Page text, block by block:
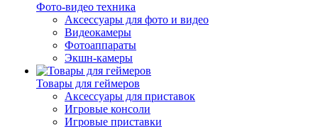
Фото-видео техника
Аксессуары для фото и видео
Видеокамеры
Фотоаппараты
Экшн-камеры
Товары для геймеров
Аксессуары для приставок
Игровые консоли
Игровые приставки